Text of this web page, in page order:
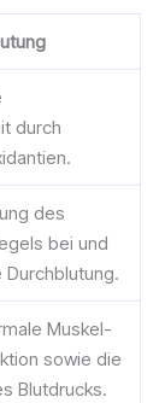
durch
des
bei und
Muskel-
sowie die
Blutdrucks.